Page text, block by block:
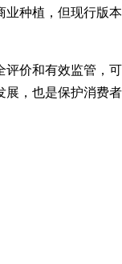
种植，但现行
价和有效监管
，也是保护消费